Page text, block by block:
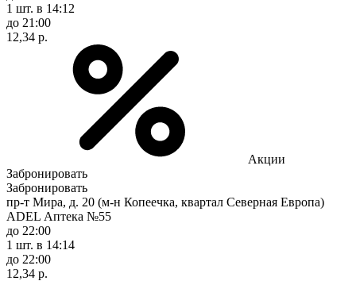
1 шт. в 14:12
до 21:00
12,34 р.
Акции
Забронировать
Забронировать
пр-т Мира, д. 20 (м-н Копеечка, квартал Северная Европа)
ADEL Аптека №55
до 22:00
1 шт. в 14:14
до 22:00
12,34 р.